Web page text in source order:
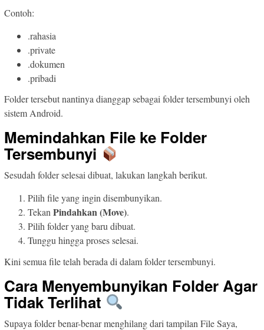
Contoh:
.rahasia
.private
.dokumen
.pribadi
Folder tersebut nantinya dianggap sebagai folder tersembunyi oleh
sistem Android.
Memindahkan File ke Folder
Tersembunyi
Sesudah folder selesai dibuat, lakukan langkah berikut.
Pilih file yang ingin disembunyikan.
Tekan Pindahkan (Move).
Pilih folder yang baru dibuat.
Tunggu hingga proses selesai.
Kini semua file telah berada di dalam folder tersembunyi.
Cara Menyembunyikan Folder Agar
Tidak Terlihat
Supaya folder benar-benar menghilang dari tampilan File Saya,